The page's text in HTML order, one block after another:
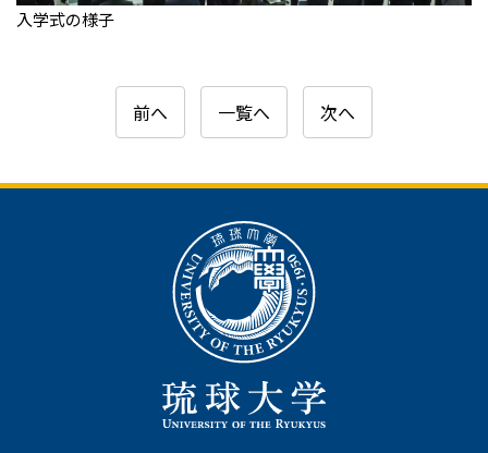
入学式の様子
前へ 一覧へ 次へ